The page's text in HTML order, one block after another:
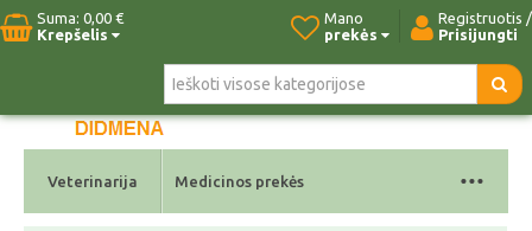
Suma: 0,00 €
Krepšelis
Registruotis /
Prisijungti
Mano
prekės
Pradžia Naujos prekės Kontaktai
Veterinarija Medicinos prekės ...